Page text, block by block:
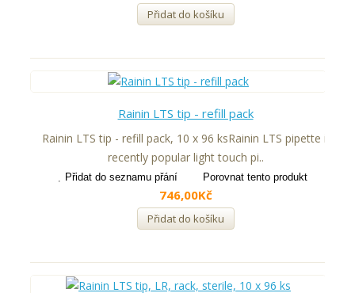
Přidat do košíku
Rainin LTS tip - refill pack
Rainin LTS tip - refill pack, 10 x 96 ksRainin LTS pipette is
recently popular light touch pi..
Přidat do seznamu přání Porovnat tento produkt
746,00Kč
Přidat do košíku